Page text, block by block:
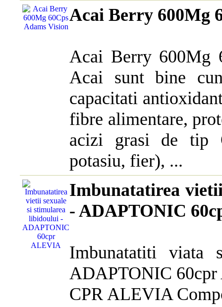
Acai Berry 600Mg
Acai Berry 600Mg
Acai sunt bine
capacitati
fibre alimentare,
acizi grasi de tip
potasiu, fier), ...
Imbunatatirea
- ADAPTONIC
Imbunatatiti viata
ADAPTONIC
CPR ALEVIA